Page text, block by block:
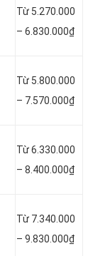
Từ 5.270.000
– 6.830.000₫
Từ 5.800.000
– 7.570.000₫
Từ 6.330.000
– 8.400.000₫
Từ 7.340.000
– 9.830.000₫